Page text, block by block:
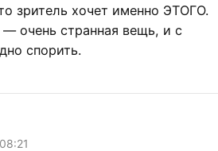
зритель хочет именно ЭТОГО.
— очень странная вещь, и с
спорить.